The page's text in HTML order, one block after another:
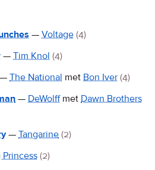
— Voltage (4)
— Tim Knol (4)
— The National met Bon Iver (4)
— DeWolffmet Dawn Brothers
— Tangarine (2)
Princess (2)